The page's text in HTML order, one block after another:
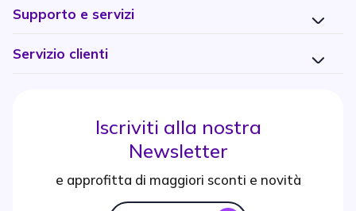
Supporto e servizi
Servizio clienti
Iscriviti alla nostra
Newsletter
e approfitta di maggiori sconti e novità